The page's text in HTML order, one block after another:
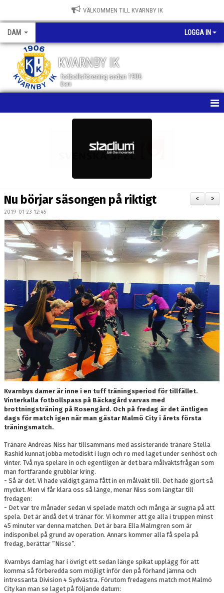
VÄLKOMMEN TILL KVARNBY IK
DAM LOGGA IN
KVARNBY IK
fotbollsförening sedan 1906
Dam
TRUPPEN
TRÄNING
BILDGALLERI
>
<
Nu börjar säsongen på riktigt
2019-01-23 12:45
Kvarnbys damer är inne i en tuff träningsperiod för tillfället.
Vinterkalla fotbollspass på Bäckagård varvas med
brottningsträning på Rosengård. Och på fredag är det äntligen
dags för match igen när man gästar Malmö City i årets första
träningsmatch.
Tränare Andreas Niss har tillsammans med assisterande tränare Stella
Rashid kunnat jobba metodiskt i lugn och ro med laget under senhöst och
vinter. Två nya spelare in och egentligen är det bara målvaktsfrågan som
man fortfarande grubblar kring.
- Så är det. Vi hade väldigt gärna fått in en målvakt till. Det hade gjort så
mycket. Men vi får klara oss så länge, menar Niss som längtar till
fredagen:
- Det var tre månader sedan vi spelade match och många är sugna på att
spela. Det är ändå det vi tränar för. Vi kommer att ge alla i truppen minst
45 minuter var denna matchen. Det är bara Ella Malmgren som är
indisponibel på grund av operation. Annars kommer alla få spela på
fredag, berättar ”Nisse”.
Kvarnbys damlag har i övrigt ett sedan länge spikat upplägg för att
komma så förberedda som möjligt inför den på förhand jämna och
intressanta Division 4 Sydvästra. Förutom fredagens match mot Malmö
City kan man se laget på följande datum: